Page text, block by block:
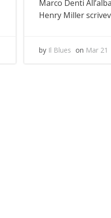
Marco Denti
Henry Miller
by Il Blues on Mar 21